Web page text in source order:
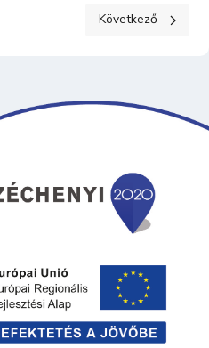
II. Tevékenységre,Következő cikk:
Következő